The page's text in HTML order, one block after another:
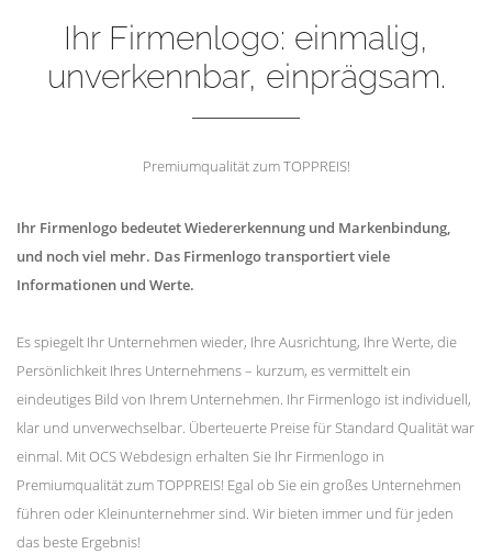
Ihr Firmenlogo: einmalig,
unverkennbar, einprägsam.
Premiumqualität zum TOPPREIS!
Ihr Firmenlogo bedeutet Wiedererkennung und Markenbindung,
und noch viel mehr. Das Firmenlogo transportiert viele
Informationen und Werte.
Es spiegelt Ihr Unternehmen wieder, Ihre Ausrichtung, Ihre Werte, die
Persönlichkeit Ihres Unternehmens – kurzum, es vermittelt ein
eindeutiges Bild von Ihrem Unternehmen. Ihr Firmenlogo ist individuell,
klar und unverwechselbar. Überteuerte Preise für Standard Qualität war
einmal. Mit OCS Webdesign erhalten Sie Ihr Firmenlogo in
Premiumqualität zum TOPPREIS! Egal ob Sie ein großes Unternehmen
führen oder Kleinunternehmer sind. Wir bieten immer und für jeden
das beste Ergebnis!